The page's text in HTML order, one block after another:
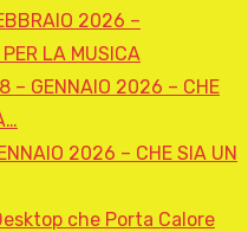
2026 –
LA MUSICA
– GENNAIO 2026 – CHE
2026 – CHE SIA UN
che Porta Calore